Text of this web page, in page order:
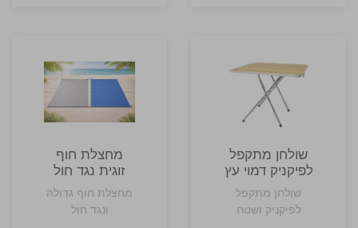
שולחן מתקפל
לפיקניק דמוי עץ
שולחן מתקפל
לפיקניק ושטח
מחצלת חוף
זוגית נגד חול
עם תיק נשיאה
תואם
מחצלת חוף גדולה
ונגד חול